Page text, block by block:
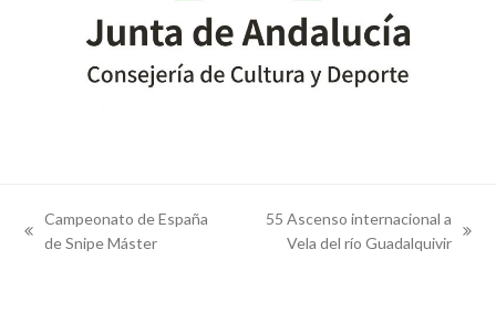
previous
Campeonato de España
de Snipe Máster
55 Ascenso internacional a
Vela del río Guadalquivir